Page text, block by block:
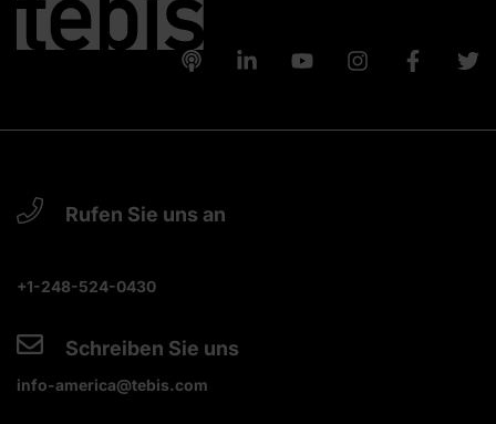
Rufen Sie uns an
+1-248-524-0430
Schreiben Sie uns
info-america@tebis.com